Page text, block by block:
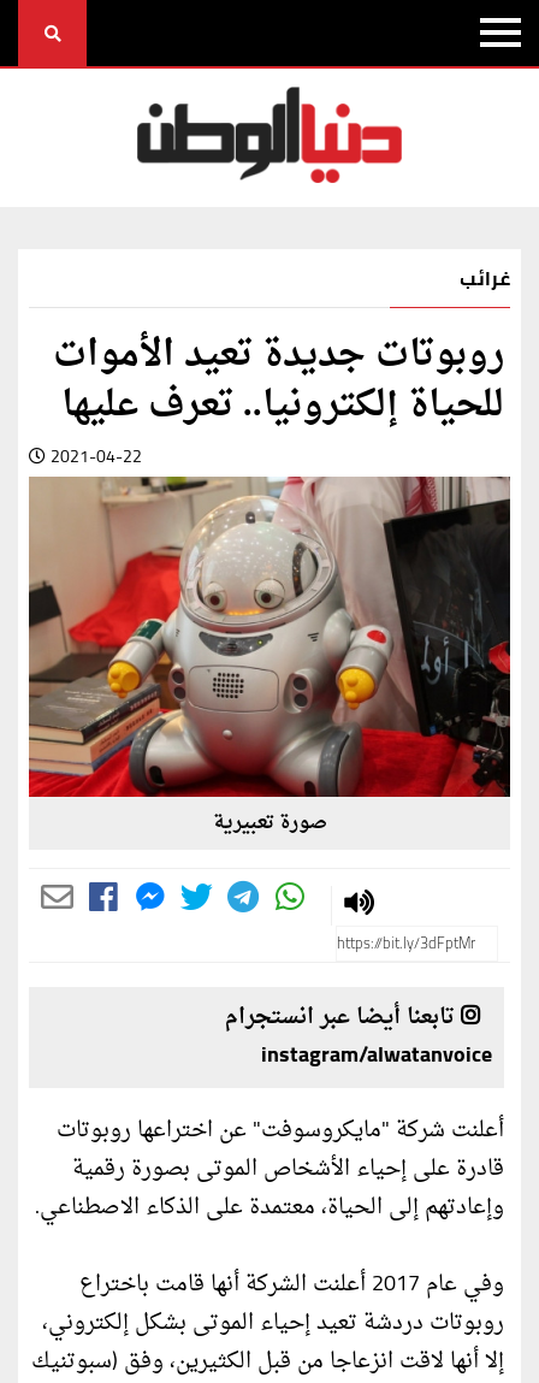
غرائب
روبوتات جديدة تعيد الأموات
للحياة إلكترونيا.. تعرف عليها
2021-04-22
صورة تعبيرية
تابعنا أيضا عبر انستجرام
instagram/alwatanvoice
أعلنت شركة "مايكروسوفت" عن اختراعها روبوتات
قادرة على إحياء الأشخاص الموتى بصورة رقمية
وإعادتهم إلى الحياة، معتمدة على الذكاء الاصطناعي.
وفي عام 2017 أعلنت الشركة أنها قامت باختراع
روبوتات دردشة تعيد إحياء الموتى بشكل إلكتروني،
إلا أنها لاقت انزعاجا من قبل الكثيرين، وفق (سبوتنيك